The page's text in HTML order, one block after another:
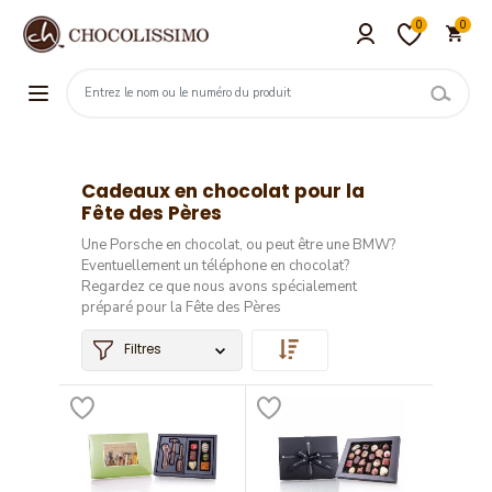
0 0
Cadeaux en chocolat pour la
Fête des Pères
Une Porsche en chocolat, ou peut être une BMW?
Eventuellement un téléphone en chocolat?
Regardez ce que nous avons spécialement
préparé pour la Fête des Pères
Filtres